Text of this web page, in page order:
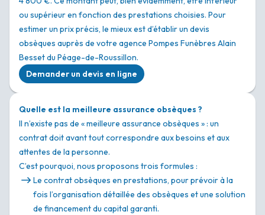
ou supérieur en fonction des prestations choisies. Pour
estimer un prix précis, le mieux est d’établir un devis
obsèques auprès de votre agence Pompes Funèbres Alain
Besset du Péage-de-Roussillon.
Demander un devis en ligne
Quelle est la meilleure assurance obsèques ?
Il n’existe pas de « meilleure assurance obsèques » : un
contrat doit avant tout correspondre aux besoins et aux
attentes de la personne.
C’est pourquoi, nous proposons trois formules :
Le contrat obsèques en prestations, pour prévoir à la
fois l’organisation détaillée des obsèques et une solution
de financement du capital garanti.